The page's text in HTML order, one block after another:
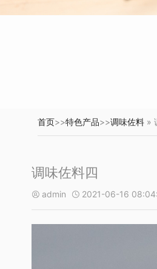
首页>>特色产品>>调味佐料 »
调味佐料四
 admin  2021-06-16